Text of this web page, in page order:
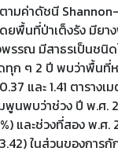
ามค่าดัชนี
ยพื้นที่ป่าเต็งรัง มีย
รณ มีสาธรเป็นชนิ
ดทุก ๆ 2 ปี พบว่าพื้น
และ 1.41 ตาราง
พูนพบว่าช่วง ปี พ.ศ.
และช่วงที่สอง พ.ศ
ในส่วนของการ